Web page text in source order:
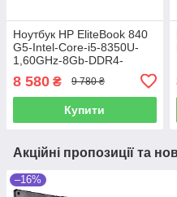
Ноутбук HP EliteBook 840
G5-Intel-Core-i5-8350U-
1,60GHz-8Gb-DDR4-
256Gb-SSD-W14-FHD-IPS-
Web-(B)-Б/В
8 580 ₴ 9 780 ₴
Купити
Акційні пропозиції та
–16%